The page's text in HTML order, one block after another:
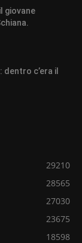
giovane
c’era il
29210
28565
27030
23675
18598